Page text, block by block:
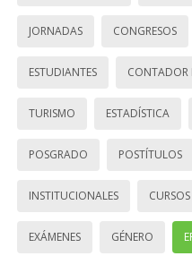
JORNADAS CONGRESOS
ESTUDIANTES CONTADOR
TURISMO ESTADÍSTICA
POSGRADO POSTÍTULOS
INSTITUCIONALES CURSOS
EXÁMENES GÉNERO